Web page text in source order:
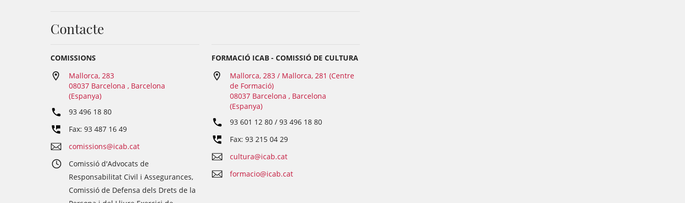
Contacte
COMISSIONS
Mallorca, 283
08037 Barcelona , Barcelona
(Espanya)
93 496 18 80
Fax: 93 487 16 49
comissions@icab.cat
Comissió d'Advocats de
Responsabilitat Civil i Assegurances,
Comissió de Defensa dels Drets de la
FORMACIÓ ICAB - COMISSIÓ DE CULTURA
Mallorca, 283 / Mallorca, 281 (Centre
de Formació)
08037 Barcelona , Barcelona
(Espanya)
93 601 12 80 / 93 496 18 80
Fax: 93 215 04 29
cultura@icab.cat
formacio@icab.cat